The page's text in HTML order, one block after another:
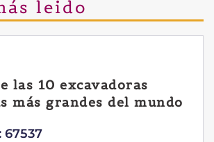
leido
las 10 excavadoras
más grandes del mundo
67537